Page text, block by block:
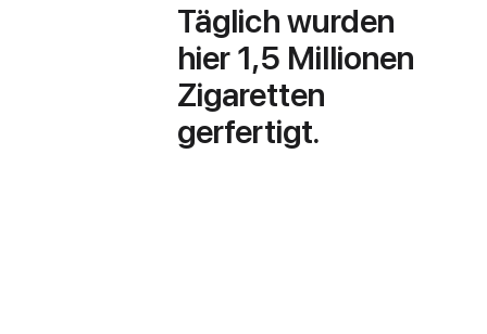
Täglich wurden
hier 1,5 Millionen
Zigaretten
gerfertigt.